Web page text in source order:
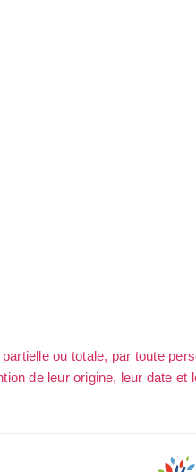
partielle ou totale, par toute
de leur origine, leur date